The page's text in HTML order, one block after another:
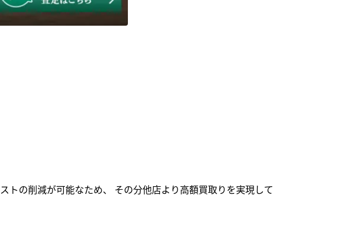
トの削減が可能なため、 その分他店より高額買取りを実現して